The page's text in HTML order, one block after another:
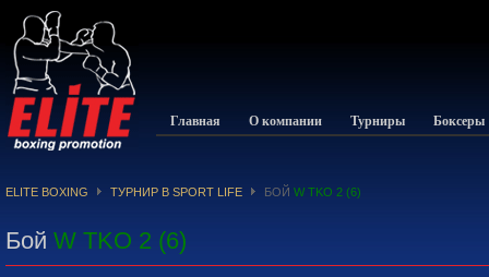
Главная О компании Турниры Боксеры
ELITE BOXING ТУРНИР В SPORT LIFE БОЙ W TKO 2 (6)
Бой W TKO 2 (6)